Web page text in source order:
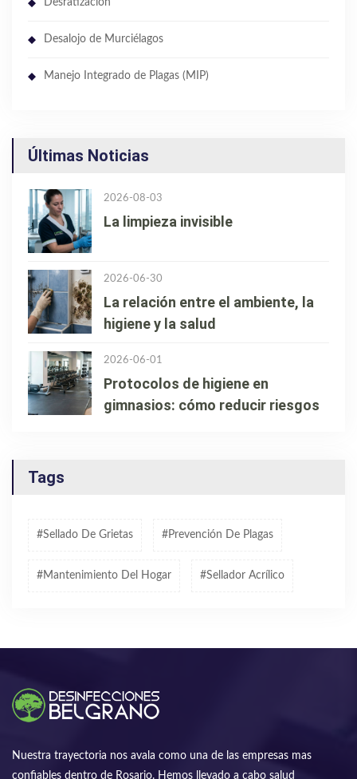
Desratización
Desalojo de Murciélagos
Manejo Integrado de Plagas (MIP)
Últimas Noticias
2026-08-03
La limpieza invisible
2026-06-30
La relación entre el ambiente, la
higiene y la salud
2026-06-01
Protocolos de higiene en
gimnasios: cómo reducir riesgos
Tags
#sellado De Grietas #prevención De Plagas
#mantenimiento Del Hogar #sellador Acrílico
Nuestra trayectoria nos avala como una de las empresas mas
confiables dentro de Rosario. Hemos llevado a cabo salud